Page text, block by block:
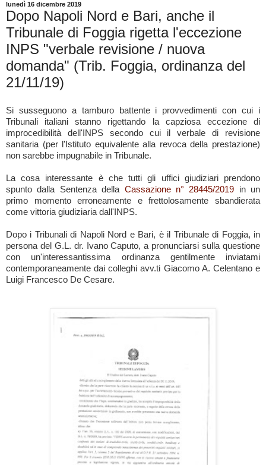
lunedì 16 dicembre 2019
Dopo Napoli Nord e Bari, anche il
Tribunale di Foggia rigetta l'eccezione
INPS "verbale revisione / nuova
domanda" (Trib. Foggia, ordinanza del
21/11/19)
Si susseguono a tamburo battente i provvedimenti con cui i
Tribunali italiani stanno rigettando la capziosa eccezione di
improcedibilità dell'INPS secondo cui il verbale di revisione
sanitaria (per l'Istituto equivalente alla revoca della prestazione)
non sarebbe impugnabile in Tribunale.
La cosa interessante è che tutti gli uffici giudiziari prendono
spunto dalla Sentenza della Cassazione n° 28445/2019
in un
primo momento erroneamente e frettolosamente sbandierata
come vittoria giudiziaria dall'INPS.
Dopo i Tribunali di Napoli Nord e Bari, è il Tribunale di Foggia, in
persona del G.L. dr. Ivano Caputo, a pronunciarsi sulla questione
con un'interessantissima ordinanza gentilmente inviatami
contemporaneamente dai colleghi avv.ti Giacomo A. Celentano e
Luigi Francesco De Cesare.